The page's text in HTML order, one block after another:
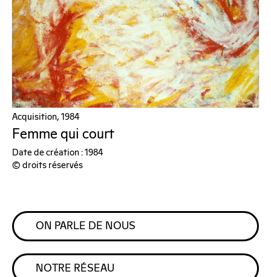
Acquisition, 1984
Femme qui court
Date de création : 1984
© droits réservés
ON PARLE DE NOUS
NOTRE RÉSEAU